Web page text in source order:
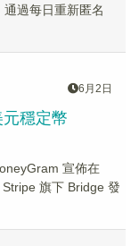
通過每日重新匿名
6月2日
穩定幣
宣佈在
旗下 Bridge 發